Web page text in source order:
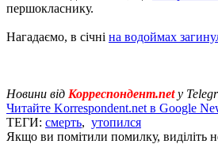
першокласнику.
Нагадаємо, в січні на водоймах
Новини від Корреспондент.netу
Читайте Korrespondent.net в Google
ТЕГИ: смерть, утопился
Якщо ви помітили помилку, виділіть